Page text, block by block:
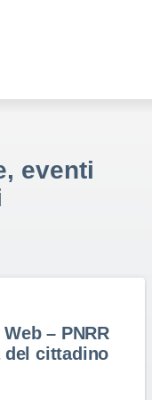
eventi
– PNRR
del cittadino